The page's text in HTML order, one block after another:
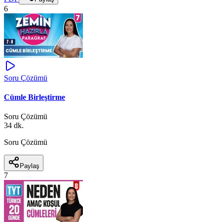
6
Soru Çözümü
Cümle Birleştirme
Soru Çözümü
34 dk.
Soru Çözümü
Paylaş
7